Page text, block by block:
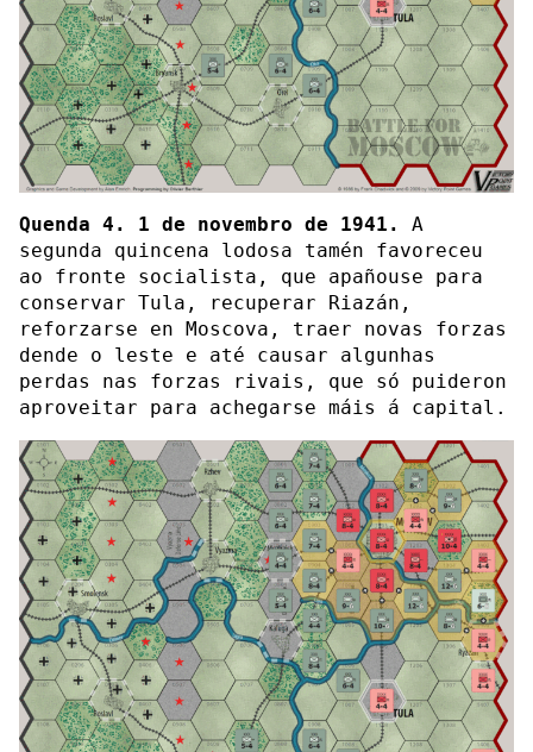
Quenda 4. 1 de novembro de 1941.
A
segunda quincena lodosa tamén favoreceu
ao fronte socialista, que apañouse para
conservar Tula, recuperar Riazán,
reforzarse en Moscova, traer novas forzas
dende o leste e até causar algunhas
perdas nas forzas rivais, que só puideron
aproveitar para achegarse máis á capital.